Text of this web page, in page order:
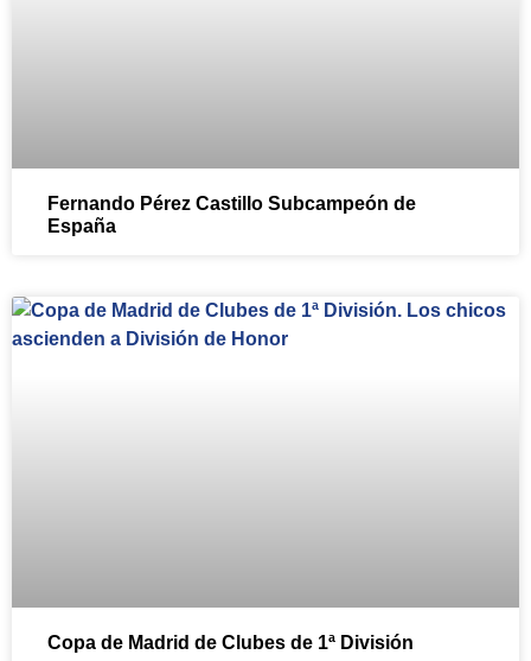
Fernando Pérez Castillo Subcampeón de
España
Copa de Madrid de Clubes de 1ª División